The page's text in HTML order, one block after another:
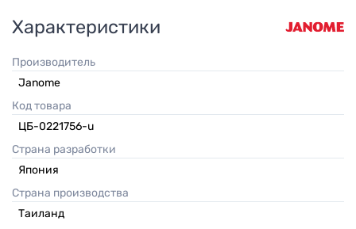
Характеристики
Производитель
Janome
Код товара
ЦБ-0221756-u
Страна разработки
Япония
Страна производства
Таиланд